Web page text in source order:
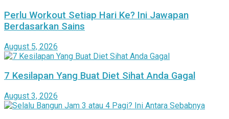
Perlu Workout Setiap Hari Ke? Ini Jawapan
Berdasarkan Sains
August 5, 2026
7 Kesilapan Yang Buat Diet Sihat Anda Gagal
August 3, 2026